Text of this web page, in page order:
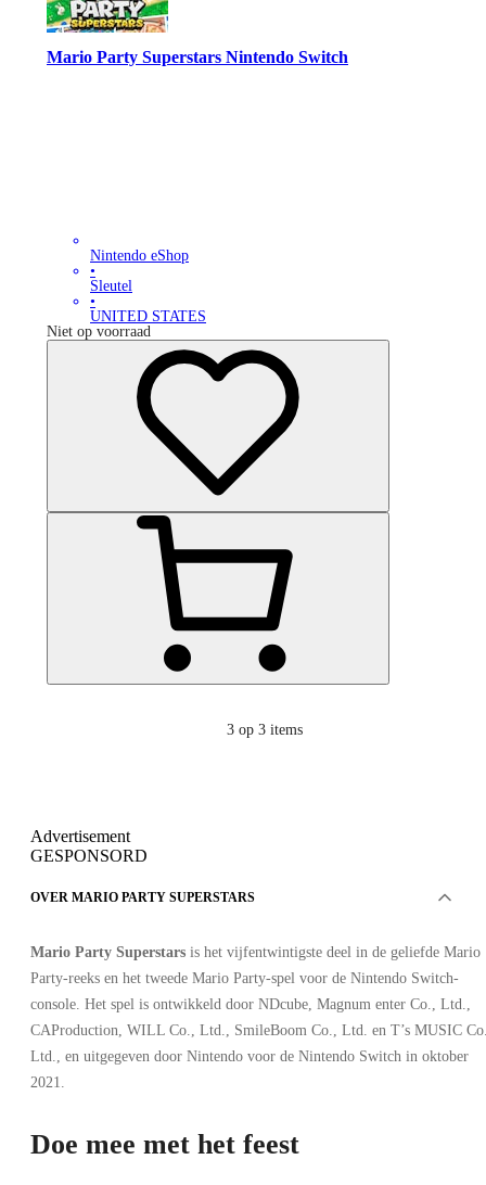
Mario Party Superstars Nintendo Switch
Nintendo eShop
•
Sleutel
•
UNITED STATES
Niet op voorraad
3 op 3 items
Advertisement
GESPONSORD
OVER MARIO PARTY SUPERSTARS
Mario Party Superstars is het vijfentwintigste deel in de geliefde Mario
Party-reeks en het tweede Mario Party-spel voor de Nintendo Switch-
console. Het spel is ontwikkeld door NDcube, Magnum enter Co., Ltd.,
CAProduction, WILL Co., Ltd., SmileBoom Co., Ltd. en T’s MUSIC
Ltd., en uitgegeven door Nintendo voor de Nintendo Switch in oktober
2021.
Doe mee met het feest